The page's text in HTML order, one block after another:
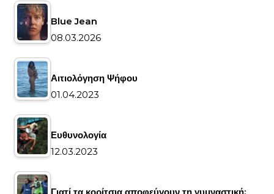
Blue Jean
08.03.2026
Αιτιολόγηση Ψήφου
01.04.2023
Ευθυνολογία
12.03.2023